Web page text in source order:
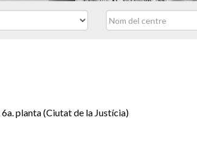
planta (Ciutat de la Justícia)